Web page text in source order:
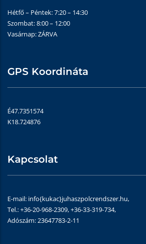
Hétfő – Péntek: 7:20 – 14:30
Szombat: 8:00 – 12:00
Vasárnap: ZÁRVA
GPS Koordináta
É47.7351574
K18.724876
Kapcsolat
E-mail: info{kukac}juhaszpolcrendszer.hu,
Tel.: +36-20-968-2309, +36-33-319-734,
Adószám: 23647783-2-11